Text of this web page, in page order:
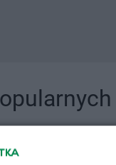
w Polsce. Znajdziesz